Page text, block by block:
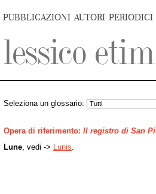
PUBBLICAZIONI AUTORI PERIODICI
Seleziona un glossario:
Opera di riferimento: Il registro di San
Lune , vedi -> Lunis